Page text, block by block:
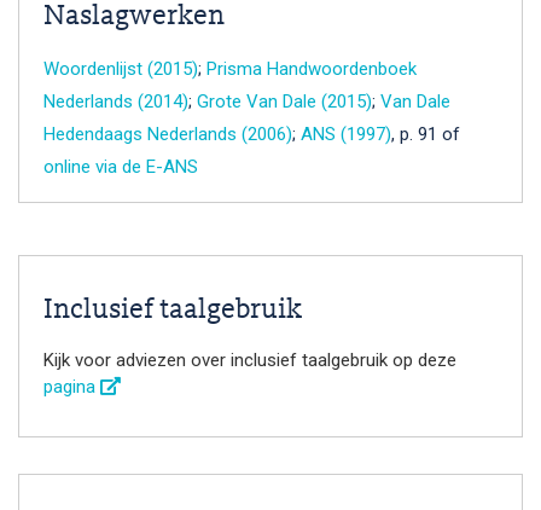
Naslagwerken
Woordenlijst (2015); Prisma Handwoordenboek
Nederlands (2014); Grote Van Dale (2015); Van Dale
Hedendaags Nederlands (2006); ANS (1997), p. 91 of
online via de E-ANS
Inclusief taalgebruik
Kijk voor adviezen over inclusief taalgebruik op deze
pagina